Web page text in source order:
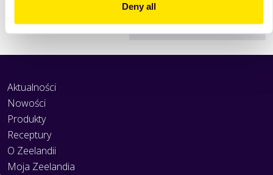
Deny all
Drukuj
Aktualności
Nowości
Produkty
Receptury
O Zeelandii
Moja Zeelandia